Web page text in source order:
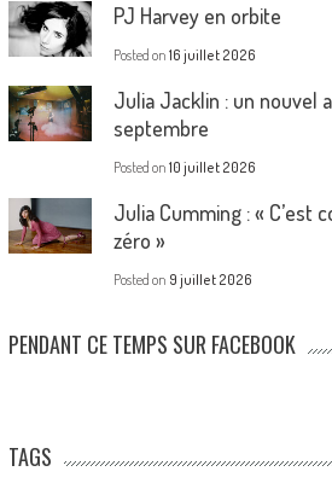
PJ Harvey en orbite
Posted on 16 juillet 2026
Julia Jacklin : un nouvel
septembre
Posted on 10 juillet 2026
Julia Cumming : « C’est
zéro »
Posted on 9 juillet 2026
PENDANT CE TEMPS SUR FACEBOOK
TAGS